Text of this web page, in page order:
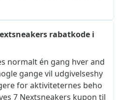
rabatkode i
normalt én gang hver and
gange vil udgivelseshy
for aktiviteternes beho
7 Nextsneakers kupon til